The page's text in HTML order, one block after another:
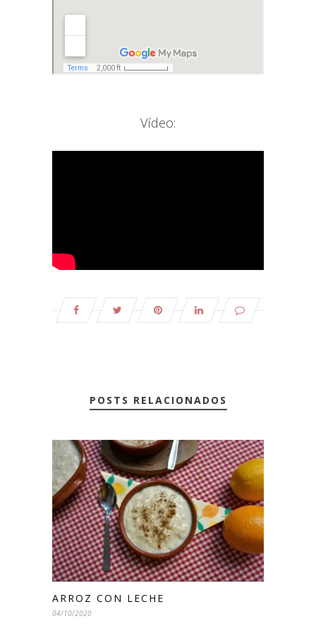
Vídeo:
POSTS RELACIONADOS
ARROZ CON LECHE
04/10/2020